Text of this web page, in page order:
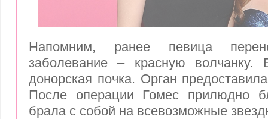
Напомним, ранее певица
заболевание – красную волчанку.
донорская почка. Орган
После операции Гомес прилюдно
брала с собой на всевозможные